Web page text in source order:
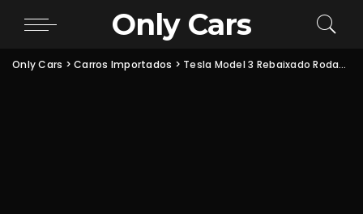
Only Cars
Only Cars >Carros Importados > Tesla Model 3 Rebaixado Rodas aro 20″